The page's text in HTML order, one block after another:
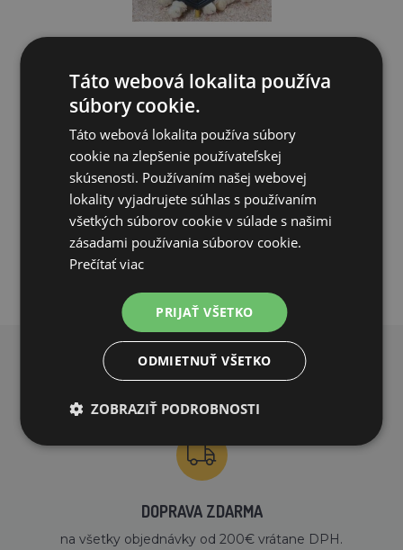
59,90€
52,31€
SKLADOM
PRIDAŤ DO KOŠÍKA
PREČO NAKUPOVAŤ U NÁS?
DOPRAVA ZDARMA
na všetky objednávky od 200€ vrátane DPH.
Táto webová lokalita používa
súbory cookie.
Táto webová lokalita používa súbory
cookie na zlepšenie používateľskej
skúsenosti. Používaním našej webovej
lokality vyjadrujete súhlas s používaním
všetkých súborov cookie v súlade s našimi
zásadami používania súborov cookie.
Prečítať viac
PRIJAŤ VŠETKO
ODMIETNUŤ VŠETKO
ZOBRAZIŤ PODROBNOSTI